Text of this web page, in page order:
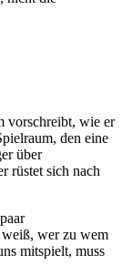
vorschreibt, wie er
den eine
über
rüstet sich nach
wer zu wem
mitspielt, muss